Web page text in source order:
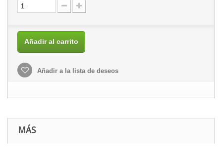
Añadir al carrito
Añadir a la lista de deseos
MÁS